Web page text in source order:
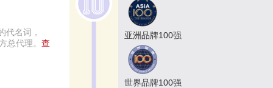
代名词，
总代理。 查
亚洲品牌100强
世界品牌100强